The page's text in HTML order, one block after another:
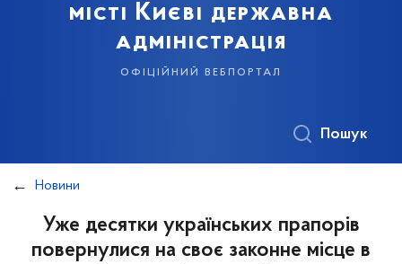
місті Києві державна
адміністрація
офіційний вебпортал
Пошук
Новини
Уже десятки українських прапорів
повернулися на своє законне місце в